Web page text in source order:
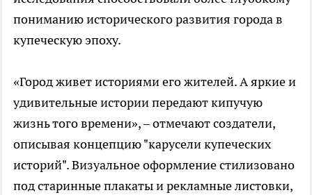
пониманию исторического развития города в
купеческую эпоху.
«Город живет историями его жителей. А яркие и
удивительные истории передают кипучую
жизнь того времени», – отмечают создатели,
описывая концепцию "карусели купеческих
историй". Визуальное оформление стилизовано
под старинные плакаты и рекламные листовки,